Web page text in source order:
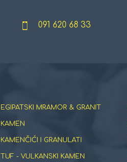
091 620 68 33
EGIPATSKI MRAMOR & GRANIT
KAMEN
KAMENČIĆI I GRANULATI
TUF - VULKANSKI KAMEN